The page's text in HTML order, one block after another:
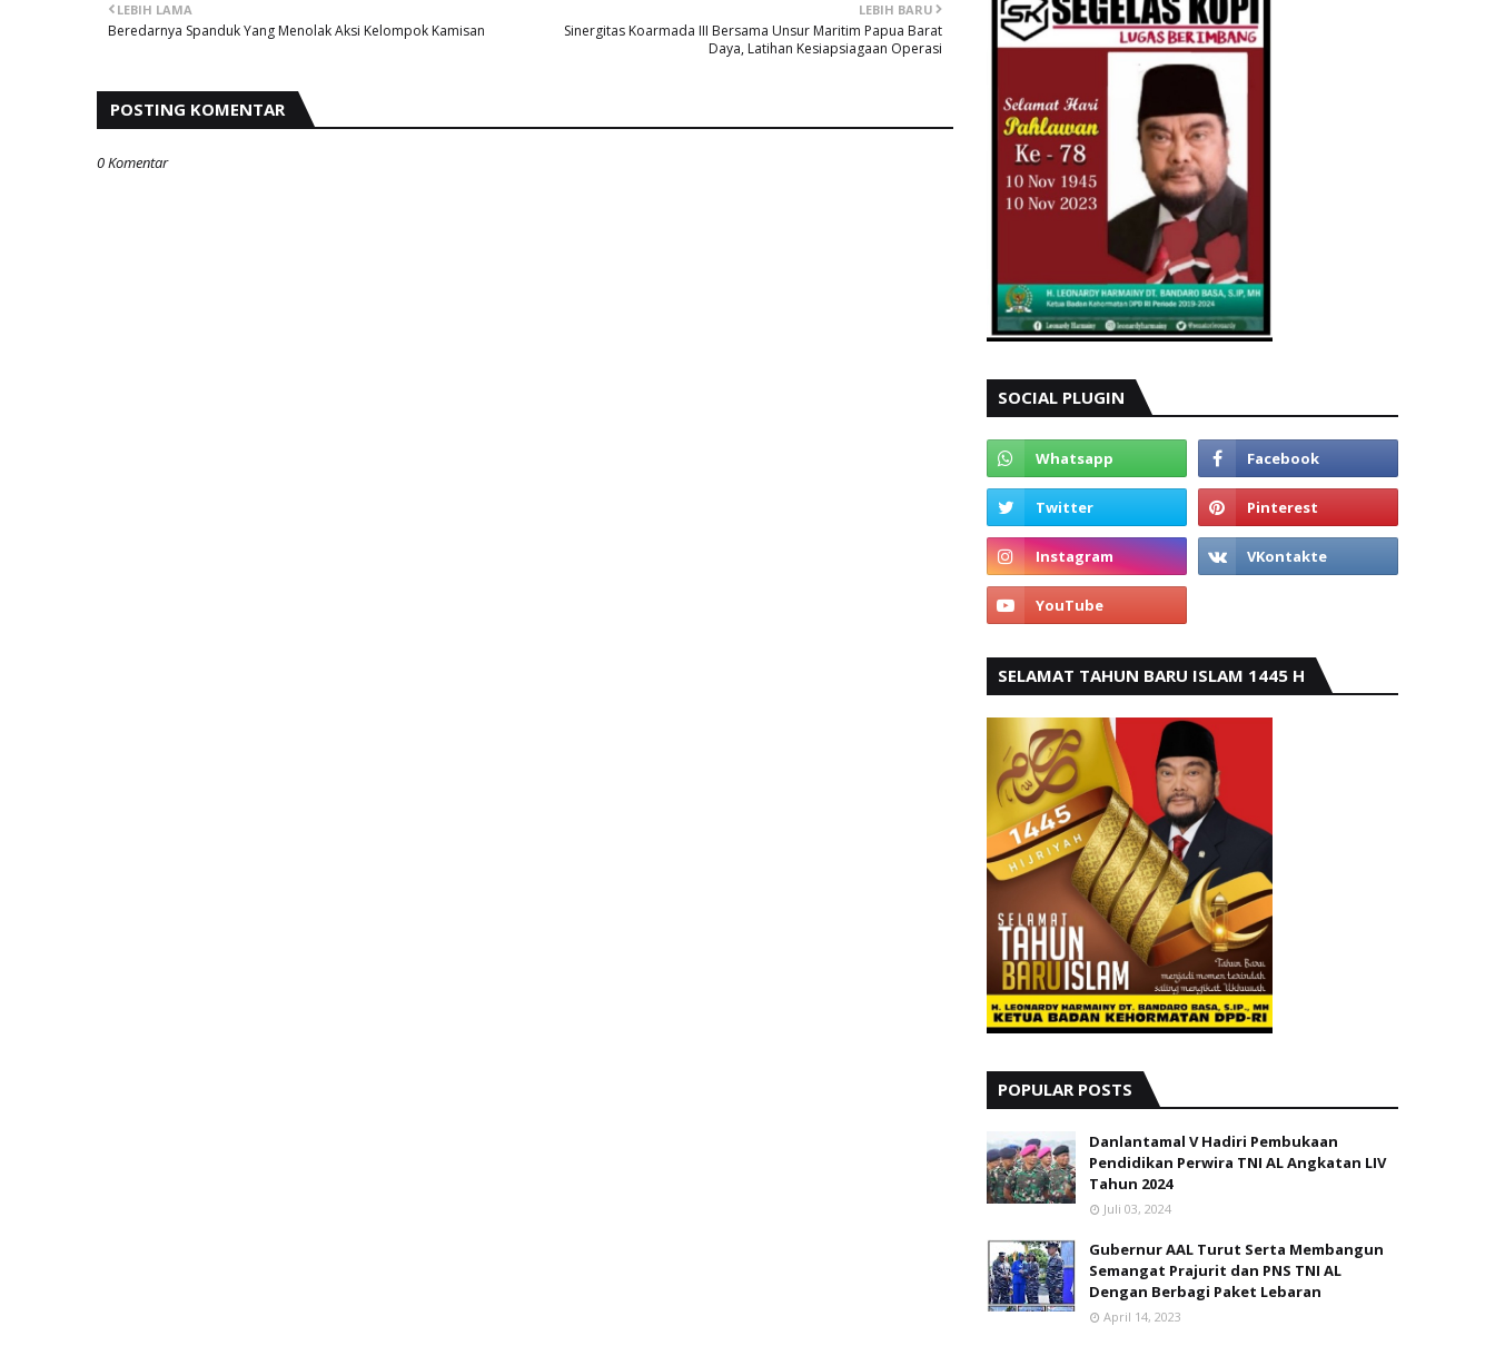
LEBIH BARU
Sinergitas Koarmada III Bersama Unsur Maritim Papua Barat
Daya, Latihan Kesiapsiagaan Operasi
LEBIH LAMA
Beredarnya Spanduk Yang Menolak Aksi Kelompok Kamisan
POSTING KOMENTAR
0 Komentar
SOCIAL PLUGIN
SELAMAT TAHUN BARU ISLAM 1445 H
POPULAR POSTS
Danlantamal V Hadiri Pembukaan
Pendidikan Perwira TNI AL Angkatan LIV
Tahun 2024
Juli 03, 2024
Gubernur AAL Turut Serta Membangun
Semangat Prajurit dan PNS TNI AL
Dengan Berbagi Paket Lebaran
April 14, 2023